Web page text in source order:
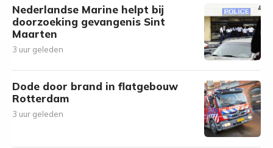
Nederlandse Marine helpt bij
doorzoeking gevangenis Sint
Maarten
3 uur geleden
Dode door brand in flatgebouw
Rotterdam
3 uur geleden